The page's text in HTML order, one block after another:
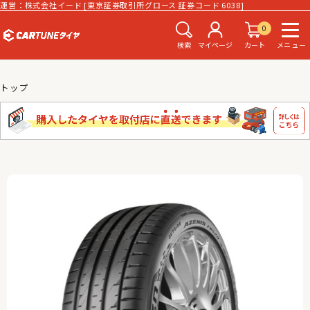
運営：株式会社イード [東京証券取引所グロース 証券コード 6038]
検索 マイページ
0
カート
メニュー
トップ